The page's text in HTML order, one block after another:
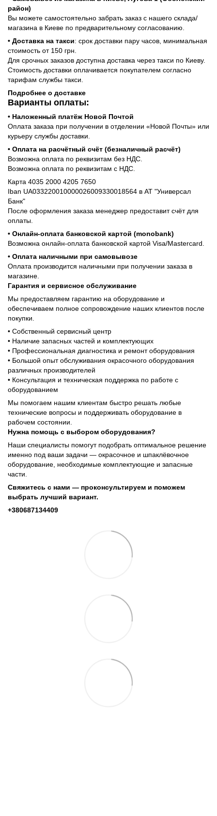
район)
Вы можете самостоятельно забрать заказ с нашего склада/
магазина в Киеве по предварительному согласованию.
• Доставка на такси: срок доставки пару часов, минимальная
стоимость от 150 грн.
Для срочных заказов доступна доставка через такси по Киеву.
Стоимость доставки оплачивается покупателем согласно
тарифам службы такси.
Подробнее о доставке
Варианты оплаты:
• Наложенный платёж Новой Почтой
Оплата заказа при получении в отделении «Новой Почты» или
курьеру службы доставки.
• Оплата на расчётный счёт (безналичный расчёт)
Возможна оплата по реквизитам без НДС.
Возможна оплата по реквизитам с НДС.
Карта 4035 2000 4205 7650
Iban UA033220010000026009330018564 в АТ "Универсал
Банк"
После оформления заказа менеджер предоставит счёт для
оплаты.
• Онлайн-оплата банковской картой (monobank)
Возможна онлайн-оплата банковской картой Visa/Mastercard.
• Оплата наличными при самовывозе
Оплата производится наличными при получении заказа в
магазине.
Гарантия и сервисное обслуживание
Мы предоставляем гарантию на оборудование и
обеспечиваем полное сопровождение наших клиентов после
покупки.
• Собственный сервисный центр
• Наличие запасных частей и комплектующих
• Профессиональная диагностика и ремонт оборудования
• Большой опыт обслуживания окрасочного оборудования
различных производителей
• Консультация и техническая поддержка по работе с
оборудованием
Мы помогаем нашим клиентам быстро решать любые
технические вопросы и поддерживать оборудование в
рабочем состоянии.
Нужна помощь с выбором оборудования?
Наши специалисты помогут подобрать оптимальное решение
именно под ваши задачи — окрасочное и шпаклёвочное
оборудование, необходимые комплектующие и запасные
части.
Свяжитесь с нами — проконсультируем и поможем
выбрать лучший вариант.
+380687134409